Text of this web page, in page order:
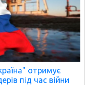
отримує
під час війни